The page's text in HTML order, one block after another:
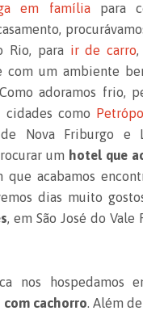
itt
er
er
es
t
k
e
n
em famíliapara
Rio, para ir de carro,
com um ambiente
adoramos frio,
cidades como
Nova Friburgo e
um hotel que
que acabamos
dias muito
, em São José do Vale
nos hospedamos
cachorro. Além